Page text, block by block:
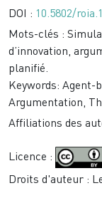
DOI : 10.5802/
Mots-clés :
d’innovation,
planifié.
Keywords: Agent-
Argumentation,
Affiliations des
Licence :
Droits d'auteur :